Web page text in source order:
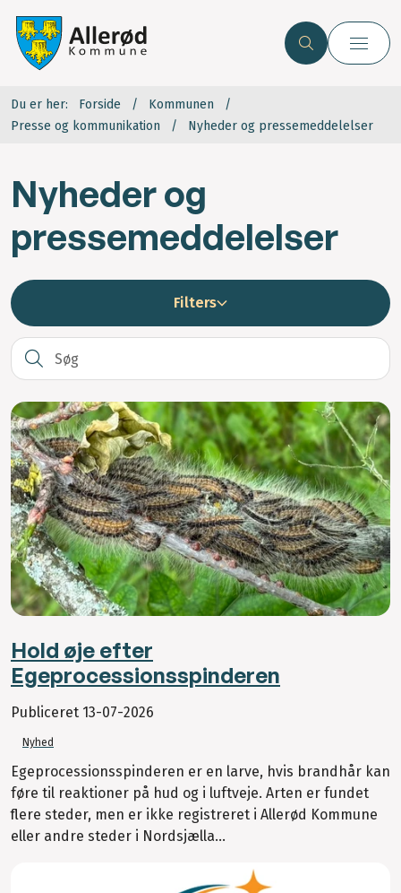
Du er her: Forside
Kommunen
Presse og kommunikation
Nyheder og pressemeddelelser
Nyheder og
pressemeddelelser
Filters
Hold øje efter
Egeprocessionsspinderen
Publiceret 13-07-2026
Nyhed
Egeprocessionsspinderen er en larve, hvis brandhår kan
føre til reaktioner på hud og i luftveje. Arten er fundet
flere steder, men er ikke registreret i Allerød Kommune
eller andre steder i Nordsjælla...